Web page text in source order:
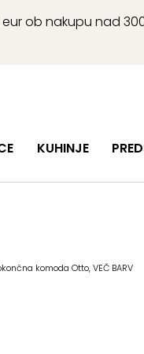
ob nakupu nad
KUHINJE
komoda Otto, VEČ BARV